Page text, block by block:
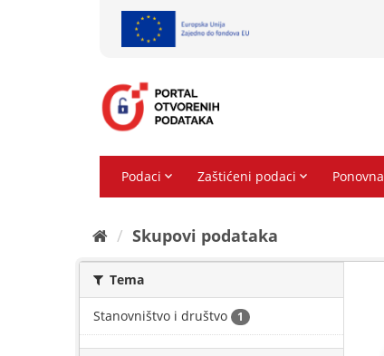
Skupovi podаtаkа
Tema
Stanovništvo i društvo 1